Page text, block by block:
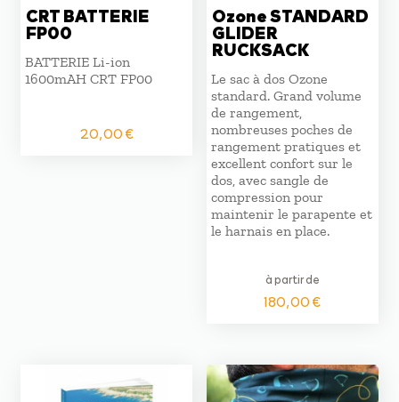
CRT BATTERIE
FP00
BATTERIE Li-ion
1600mAH CRT FP00
20,00€
Ozone STANDARD
GLIDER
RUCKSACK
Le sac à dos Ozone
standard. Grand volume
de rangement,
nombreuses poches de
rangement pratiques et
excellent confort sur le
dos, avec sangle de
compression pour
maintenir le parapente et
le harnais en place.
à partir de
180,00€